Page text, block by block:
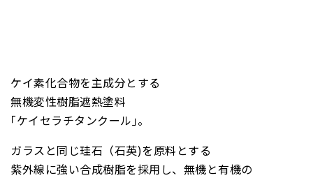
ケイ素化合物を主成分とする
無機変性樹脂遮熱塗料
｢ケイセラチタンクール｣。
ガラスと同じ珪石（石英)を原料とする
紫外線に強い合成樹脂を採用し、無機と有機の